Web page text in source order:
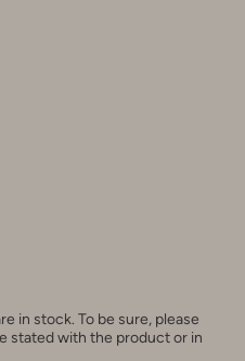
in stock. To be sure, please
stated with the product or in